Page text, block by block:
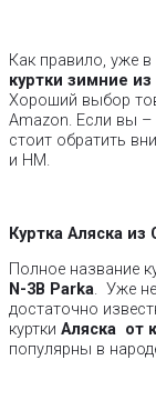
Как правило, уже
куртки зимние
Хороший выбор
Amazon. Если вы –
стоит обратить
и HM.
Куртка Аляска
Полное название
N-3B Parka. Уже
достаточно
куртки Аляска от
популярны в